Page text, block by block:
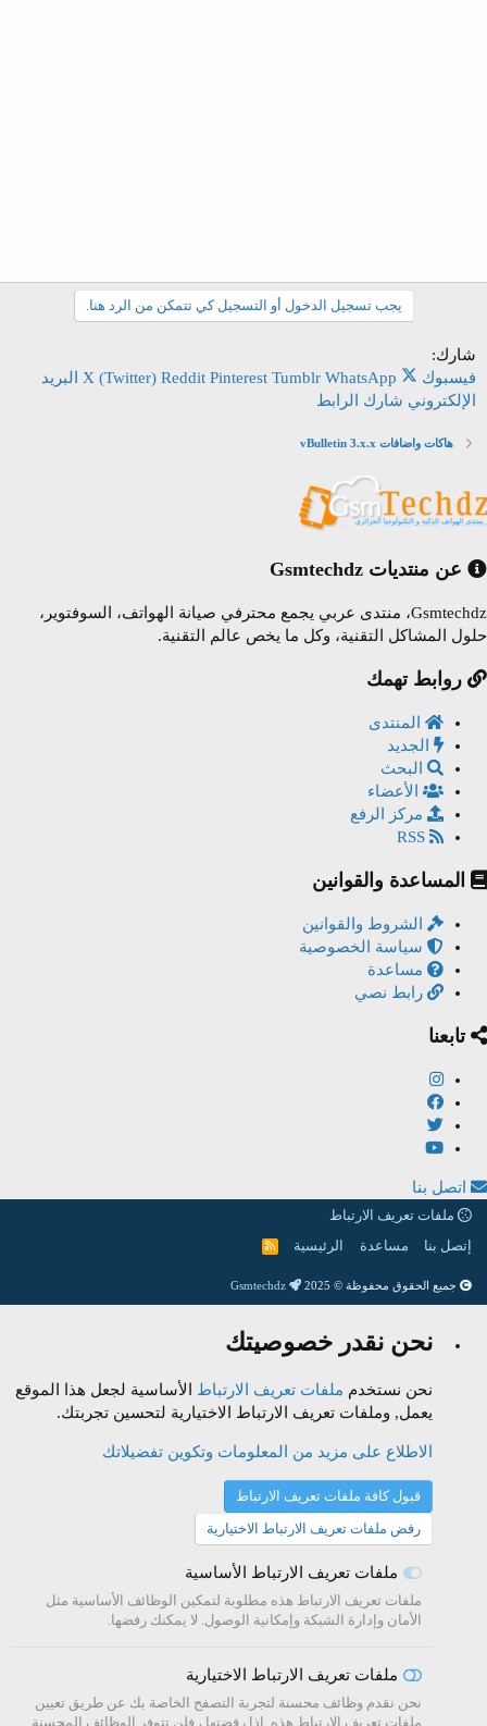
يجب تسجيل الدخول أو التسجيل كي تتمكن من الرد هنا.
شارك:
فيسبوك
X (Twitter) Reddit Pinterest Tumblr WhatsApp
البريد
الإلكتروني شارك الرابط
هاكات واضافات vBulletin 3.x.x
عن منتديات Gsmtechdz
Gsmtechdz، منتدى عربي يجمع محترفي صيانة الهواتف، السوفتوير،
المشاكل التقنية، وكل ما يخص عالم التقنية.
روابط تهمك
المنتدى
الجديد
البحث
الأعضاء
مركز الرفع
RSS
المساعدة والقوانين
الشروط والقوانين
سياسة الخصوصية
مساعدة
رابط نصي
تابعنا
اتصل بنا
ملفات تعريف الارتباط
إتصل بنا
مساعدة الرئيسية
R
جميع الحقوق محفوظة © 2025 Gsmtechdz
نحن نقدر خصوصيتك
نحن نستخدمملفات تعريف الارتباطالأساسية لجعل هذا الموقع
يعمل, وملفات تعريف الارتباط الاختيارية لتحسين تجربتك.
الاطلاع على مزيد من المعلومات وتكوين تفضيلاتك
قبول كافة ملفات تعريف الارتباط
رفض ملفات تعريف الارتباط الاختيارية
ملفات تعريف الارتباط الأساسية
ملفات تعريف الارتباط هذه مطلوبة لتمكين الوظائف الأساسية مثل
الأمان وإدارة الشبكة وإمكانية الوصول. لا يمكنك رفضها.
ملفات تعريف الارتباط الاختيارية
نحن نقدم وظائف محسنة لتجربة التصفح الخاصة بك عن طريق تعيين
ملفات تعريف الارتباط هذه. إذا رفضتها ، فلن تتوفر الوظائف المحسنة.